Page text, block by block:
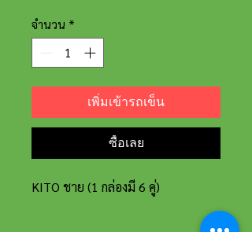
จำนวน *
เพิ่มเข้ารถเข็น
ซื้อเลย
KITO ชาย (1 กล่องมี 6 คู่)